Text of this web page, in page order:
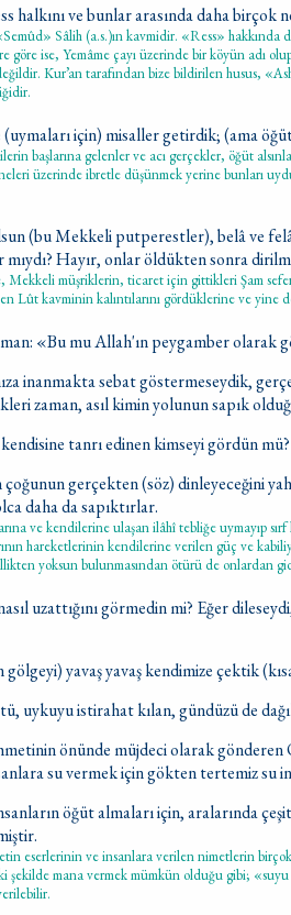
halkını ve bunlar arasında daha
Sâlih (a.s.)ın kavmidir. «Ress» hakkında
göre ise, Yemâme çayı üzerinde bir köyün adı
Kur’an tarafından bize bildirilen husus,
için) misaller getirdik; (ama
başlarına gelenler ve acı gerçekler, öğüt
üzerinde ibretle düşünmek yerine bunları
(bu Mekkeli putperestler), belâ ve
Hayır, onlar öldükten sonra
müşriklerin, ticaret için gittikleri Şam
Lût kavminin kalıntılarını gördüklerine ve yine
«Bu mu Allah'ın peygamber olarak
inanmakta sebat göstermeseydik,
zaman, asıl kimin yolunun sapık
tanrı edinen kimseyi gördün
çoğunun gerçekten (söz) dinleyeceğini
daha da sapıktırlar.
ve kendilerine ulaşan ilâhî tebliğe uymayıp
hareketlerinin kendilerine verilen güç ve
yoksun bulunmasından ötürü de onlardan
uzattığını görmedin mi? Eğer
gölgeyi) yavaş yavaş kendimize çektik
uykuyu istirahat kılan, gündüzü de
önünde müjdeci olarak gönderen
su vermek için gökten tertemiz su
öğüt almaları için, aralarında
eserlerinin ve insanlara verilen nimetlerin
şekilde mana vermek mümkün olduğu gibi;